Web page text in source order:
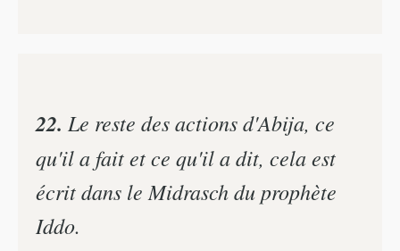
22. Le reste des actions d'Abija, ce
qu'il a fait et ce qu'il a dit, cela est
écrit dans le Midrasch du prophète
Iddo.